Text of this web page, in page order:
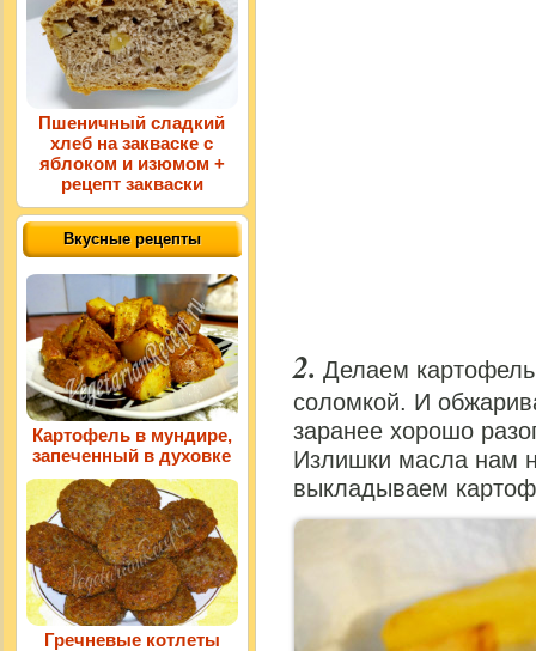
Делаем
соломкой. И
заранее хорошо
Излишки масла нам
выкладываем
Пшеничный сладкий
хлеб на закваске с
яблоком и изюмом +
рецепт закваски
Вкусные рецепты
Картофель в мундире,
запеченный в духовке
Гречневые котлеты